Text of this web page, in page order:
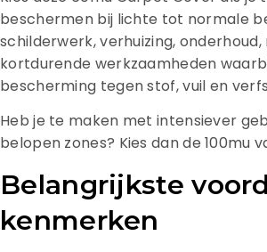
beschermen bij lichte tot normale
schilderwerk, verhuizing,
kortdurende werkzaamheden
bescherming tegen stof, vuil en
Heb je te maken met intensiever
belopen zones? Kies dan de 100mu
Belangrijkste
kenmerken